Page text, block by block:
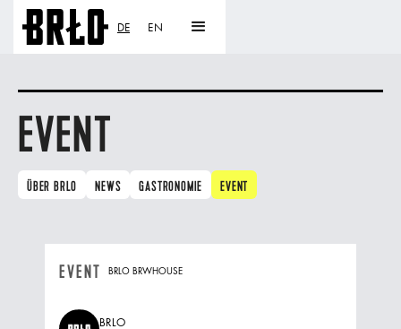
EVENT
ÜBER BRLO NEWS GASTRONOMIE EVENT
EVENT BRLO BRWHOUSE
BRLO
DE EN